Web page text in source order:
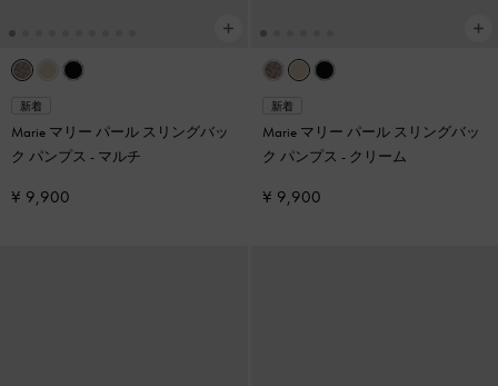
新着
Marie マリー パール スリングバッ
ク パンプス - マルチ
¥ 9,900
新着
Marie マリー パール スリングバッ
ク パンプス - クリーム
¥ 9,900